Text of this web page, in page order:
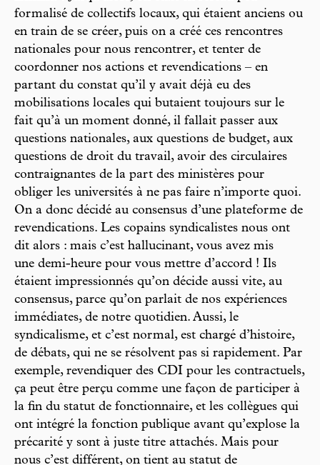
formalisé de collectifs locaux, qui étaient anciens ou
en train de se créer, puis on a créé ces rencontres
nationales pour nous rencontrer, et tenter de
coordonner nos actions et revendications – en
partant du constat qu’il y avait déjà eu des
mobilisations locales qui butaient toujours sur le
fait qu’à un moment donné, il fallait passer aux
questions nationales, aux questions de budget, aux
questions de droit du travail, avoir des circulaires
contraignantes de la part des ministères pour
obliger les universités à ne pas faire n’importe quoi.
On a donc décidé au consensus d’une plateforme de
revendications. Les copains syndicalistes nous ont
dit alors : mais c’est hallucinant, vous avez mis
une demi-heure pour vous mettre d’accord ! Ils
étaient impressionnés qu’on décide aussi vite, au
consensus, parce qu’on parlait de nos expériences
immédiates, de notre quotidien. Aussi, le
syndicalisme, et c’est normal, est chargé d’histoire,
de débats, qui ne se résolvent pas si rapidement. Par
exemple, revendiquer des CDI pour les contractuels,
ça peut être perçu comme une façon de participer à
la fin du statut de fonctionnaire, et les collègues qui
ont intégré la fonction publique avant qu’explose la
précarité y sont à juste titre attachés. Mais pour
nous c’est différent, on tient au statut de